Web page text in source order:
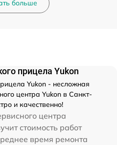
больше
прицела Yukon
Yukon - несложная
центра Yukon в Санкт-
и качественно!
центра
стоимость работ
время ремонта